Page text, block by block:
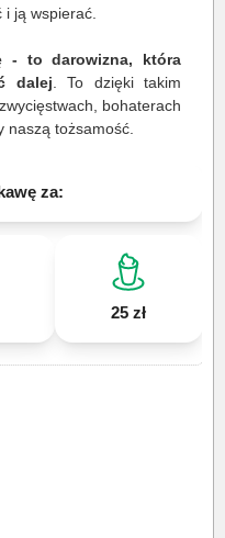
i ją wspierać.
- to darowizna, która
dalej . To dzięki takim
bohaterach
naszą tożsamość.
za:
25 zł